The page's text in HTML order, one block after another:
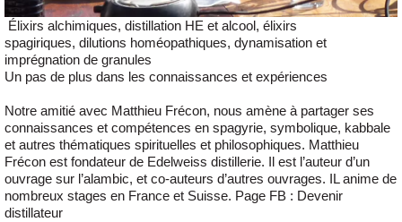
Élixirs alchimiques, distillation HE et alcool, élixirs
spagiriques, dilutions homéopathiques, dynamisation et
imprégnation de granules
Un pas de plus dans les connaissances et expériences
Notre amitié avec Matthieu Frécon, nous amène à partager ses
connaissances et compétences en spagyrie, symbolique, kabbale
et autres thématiques spirituelles et philosophiques. Matthieu
Frécon est fondateur de Edelweiss distillerie. Il est l’auteur d’un
ouvrage sur l’alambic, et co-auteurs d’autres ouvrages. IL anime de
nombreux stages en France et Suisse. Page FB : Devenir
distillateur